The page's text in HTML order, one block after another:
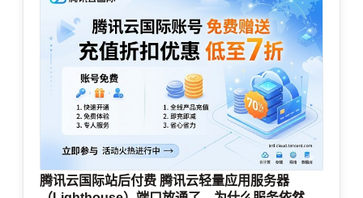
腾讯云国际站后付费 腾讯云轻量应用服务器